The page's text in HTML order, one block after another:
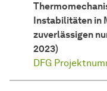
Instabilitäten in
zuverlässigen
2023)
DFG